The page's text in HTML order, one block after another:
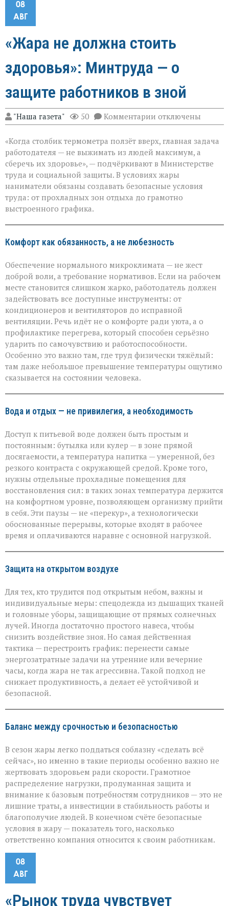
08
АВГ
«Жара не должна стоить
здоровья»: Минтруда — о
защите работников в зной
"Наша газета" 50 Комментарии к
записи
не
должна
стоить
здоровья»:
Минтруда — о
защите
работников
в
отключены
«Когда столбик термометра ползёт вверх, главная задача
работодателя — не выжимать из людей максимум, а
сберечь их здоровье», — подчёркивают в Министерстве
труда и социальной защиты. В условиях жары
наниматели обязаны создавать безопасные условия
труда: от прохладных зон отдыха до грамотно
выстроенного графика.
Комфорт как обязанность, а не любезность
Обеспечение нормального микроклимата — не жест
доброй воли, а требование нормативов. Если на рабочем
месте становится слишком жарко, работодатель должен
задействовать все доступные инструменты: от
кондиционеров и вентиляторов до исправной
вентиляции. Речь идёт не о комфорте ради уюта, а о
профилактике перегрева, который способен серьёзно
ударить по самочувствию и работоспособности.
Особенно это важно там, где труд физически тяжёлый:
там даже небольшое превышение температуры ощутимо
сказывается на состоянии человека.
Вода и отдых — не привилегия, а необходимость
Доступ к питьевой воде должен быть простым и
постоянным: бутылка или кулер — в зоне прямой
досягаемости, а температура напитка — умеренной, без
резкого контраста с окружающей средой. Кроме того,
нужны отдельные прохладные помещения для
восстановления сил: в таких зонах температура держится
на комфортном уровне, позволяющем организму прийти
в себя. Эти паузы — не «перекур», а технологически
обоснованные перерывы, которые входят в рабочее
время и оплачиваются наравне с основной нагрузкой.
Защита на открытом воздухе
Для тех, кто трудится под открытым небом, важны и
индивидуальные меры: спецодежда из дышащих тканей
и головные уборы, защищающие от прямых солнечных
лучей. Иногда достаточно простого навеса, чтобы
снизить воздействие зноя. Но самая действенная
тактика — перестроить график: перенести самые
энергозатратные задачи на утренние или вечерние
часы, когда жара не так агрессивна. Такой подход не
снижает продуктивность, а делает её устойчивой и
безопасной.
Баланс между срочностью и безопасностью
В сезон жары легко поддаться соблазну «сделать всё
сейчас», но именно в такие периоды особенно важно не
жертвовать здоровьем ради скорости. Грамотное
распределение нагрузки, продуманная защита и
внимание к базовым потребностям сотрудников — это не
лишние траты, а инвестиции в стабильность работы и
благополучие людей. В конечном счёте безопасные
условия в жару — показатель того, насколько
ответственно компания относится к своим работникам.
08
АВГ
«Рынок труда чувствует